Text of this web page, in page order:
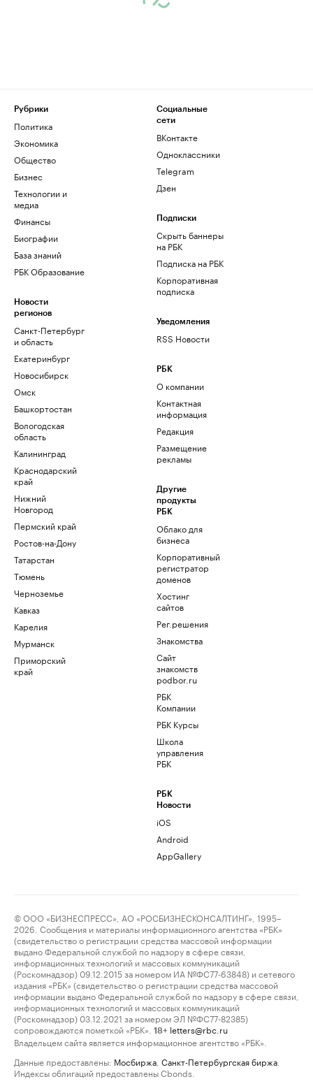
Рубрики
Политика
Экономика
Общество
Бизнес
Технологии и
медиа
Финансы
Биографии
База знаний
РБК Образование
Новости
регионов
Санкт-Петербург
и область
Екатеринбург
Новосибирск
Омск
Башкортостан
Вологодская
область
Калининград
Краснодарский
край
Нижний
Новгород
Пермский край
Ростов-на-Дону
Татарстан
Тюмень
Черноземье
Кавказ
Карелия
Мурманск
Приморский
край
Социальные
сети
ВКонтакте
Одноклассники
Telegram
Дзен
Подписки
Скрыть баннеры
на РБК
Подписка на РБК
Корпоративная
подписка
Уведомления
RSS Новости
РБК
О компании
Контактная
информация
Редакция
Размещение
рекламы
Другие
продукты
РБК
Облако для
бизнеса
Корпоративный
регистратор
доменов
Хостинг
сайтов
Рег.решения
Знакомства
Сайт
знакомств
podbor.ru
РБК
Компании
РБК Курсы
Школа
управления
РБК
РБК
Новости
iOS
Android
AppGallery
© ООО «БИЗНЕСПРЕСС», АО «РОСБИЗНЕСКОНСАЛТИНГ», 1995–
2026. Сообщения и материалы информационного агентства «РБК»
(свидетельство о регистрации средства массовой информации
выдано Федеральной службой по надзору в сфере связи,
информационных технологий и массовых коммуникаций
(Роскомнадзор) 09.12.2015 за номером ИА №ФС77-63848) и сетевого
издания «РБК» (свидетельство о регистрации средства массовой
информации выдано Федеральной службой по надзору в сфере связи,
информационных технологий и массовых коммуникаций
(Роскомнадзор) 03.12.2021 за номером ЭЛ №ФС77-82385)
сопровождаются пометкой «РБК».
18+ letters@rbc.ru
Владельцем сайта является информационное агентство «РБК».
Данные предоставлены: Мосбиржа Санкт-Петербургская биржа
Индексы облигаций предоставлены Cbonds.